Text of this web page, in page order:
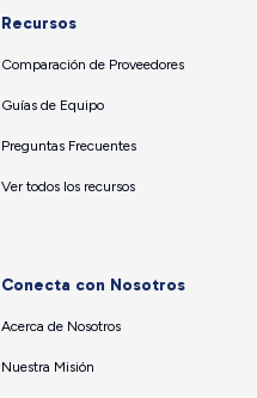
Recursos
Comparación de Proveedores
Guías de Equipo
Preguntas Frecuentes
Ver todos los recursos
Conecta con Nosotros
Acerca de Nosotros
Nuestra Misión